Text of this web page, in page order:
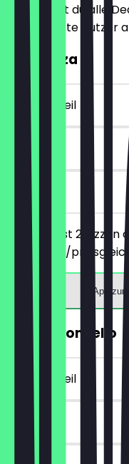
Hier findest du alle
für NeoTaste Nutzer
2für1 Pizza
~€ 16 Vorteil
7 Tage
vor Ort
Du bestellst 2 Pizzen
günstigere/
App
2für1 Limoncello
~€ 10 Vorteil
1 Tage